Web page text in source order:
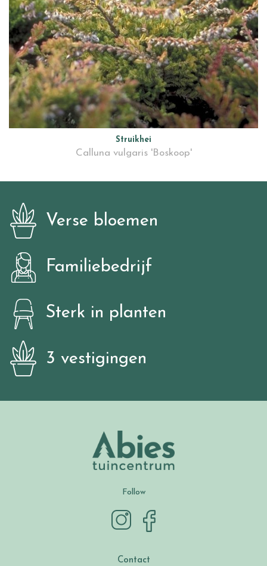
Struikhei
Calluna vulgaris 'Boskoop'
Verse bloemen
Familiebedrijf
Sterk in planten
3 vestigingen
Follow
Contact